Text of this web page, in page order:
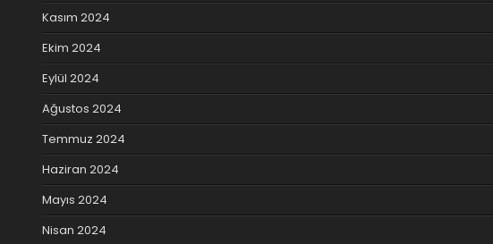
Kasım 2024
Ekim 2024
Eylül 2024
Ağustos 2024
Temmuz 2024
Haziran 2024
Mayıs 2024
Nisan 2024